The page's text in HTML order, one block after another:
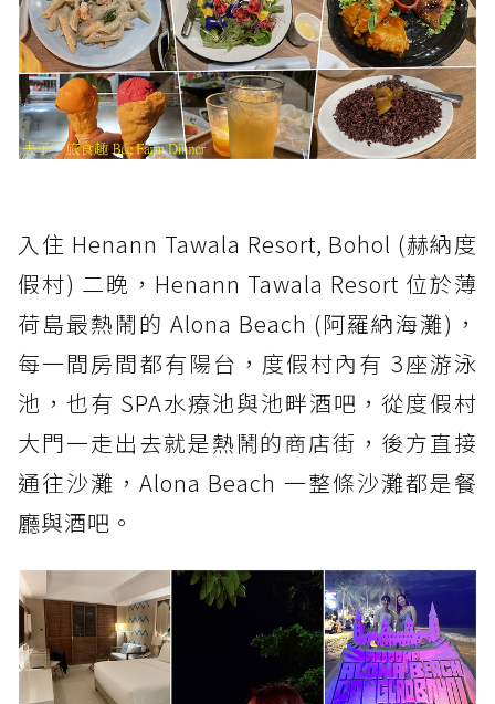
入住 Henann Tawala Resort, Bohol (赫納度
假村) 二晚，Henann Tawala Resort 位於薄
荷島最熱鬧的 Alona Beach (阿羅納海灘)，
每一間房間都有陽台，度假村內有 3座游泳
池，也有 SPA水療池與池畔酒吧，從度假村
大門一走出去就是熱鬧的商店街，後方直接
通往沙灘，Alona Beach 一整條沙灘都是餐
廳與酒吧。